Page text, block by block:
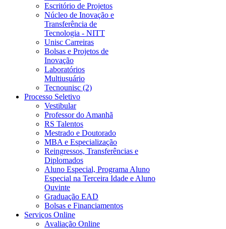
Escritório de Projetos
Núcleo de Inovação e
Transferência de
Tecnologia - NITT
Unisc Carreiras
Bolsas e Projetos de
Inovação
Laboratórios
Multiusuário
Tecnounisc (2)
Processo Seletivo
Vestibular
Professor do Amanhã
RS Talentos
Mestrado e Doutorado
MBA e Especialização
Reingressos, Transferências e
Diplomados
Aluno Especial, Programa Aluno
Especial na Terceira Idade e Aluno
Ouvinte
Graduação EAD
Bolsas e Financiamentos
Serviços Online
Avaliação Online